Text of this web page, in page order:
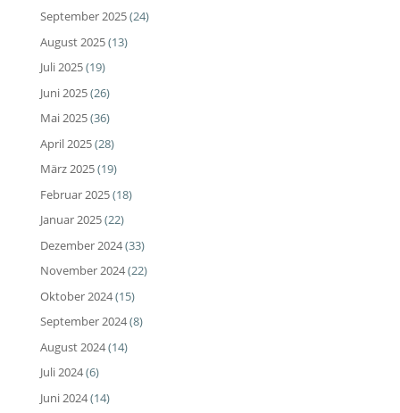
September 2025(24)
August 2025(13)
Juli 2025(19)
Juni 2025(26)
Mai 2025(36)
April 2025(28)
März 2025(19)
Februar 2025(18)
Januar 2025(22)
Dezember 2024(33)
November 2024(22)
Oktober 2024(15)
September 2024(8)
August 2024(14)
Juli 2024(6)
Juni 2024(14)